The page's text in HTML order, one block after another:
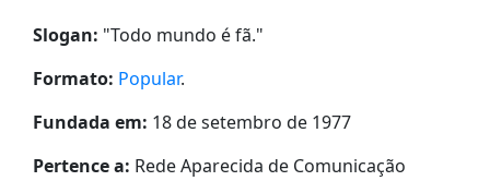
Slogan: "Todo mundo é fã."
Formato: Popular.
Fundada em: 18 de setembro de 1977
Pertence a: Rede Aparecida de Comunicação